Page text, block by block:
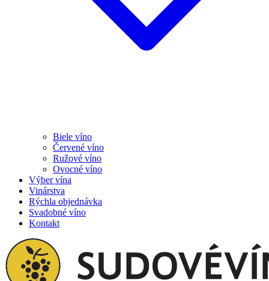
Biele víno
Červené víno
Ružové víno
Ovocné víno
Výber vína
Vinárstva
Rýchla objednávka
Svadobné víno
Kontakt